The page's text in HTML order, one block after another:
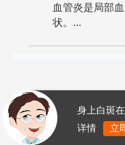
血管炎是局部
状。...
身上白斑
详情
立